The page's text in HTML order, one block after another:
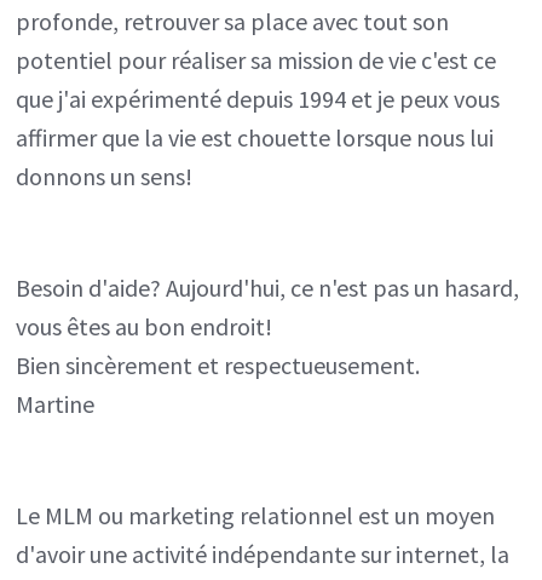
profonde, retrouver sa place avec tout son
potentiel pour réaliser sa mission de vie c'est ce
que j'ai expérimenté depuis 1994 et je peux vous
affirmer que la vie est chouette lorsque nous lui
donnons un sens!
Besoin d'aide? Aujourd'hui, ce n'est pas un hasard,
vous êtes au bon endroit!
Bien sincèrement et respectueusement.
Martine
Le MLM ou marketing relationnel est un moyen
d'avoir une activité indépendante sur internet, la